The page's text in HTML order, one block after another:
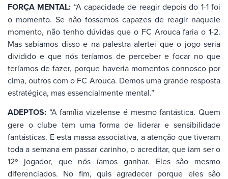
FORÇA MENTAL: “A capacidade de reagir depois do 1-1 foi
o momento. Se não fossemos capazes de reagir naquele
momento, não tenho dúvidas que o FC Arouca faria o 1-2.
Mas sabíamos disso e na palestra alertei que o jogo seria
dividido e que nós teríamos de perceber e focar no que
teríamos de fazer, porque haveria momentos connosco por
cima, outros com o FC Arouca. Demos uma grande resposta
estratégica, mas essencialmente mental.”
ADEPTOS: “A família vizelense é mesmo fantástica. Quem
gere o clube tem uma forma de liderar e sensibilidade
fantásticas. E esta massa associativa, a atenção que tiveram
toda a semana em passar carinho, o acreditar, que iam ser o
12º jogador, que nós íamos ganhar. Eles são mesmo
diferenciados. No fim, quis agradecer porque eles são